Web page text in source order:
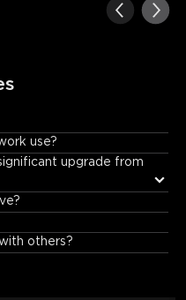
effects. • Fun music
that create an
use?
upgrade from
others?